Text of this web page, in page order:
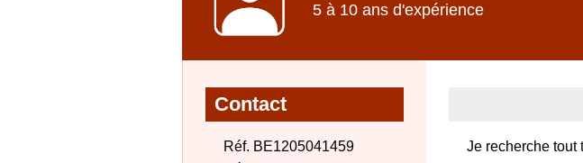
5 à 10 ans d'expérience
Contact
Réf. BE1205041459
Je recherche tout